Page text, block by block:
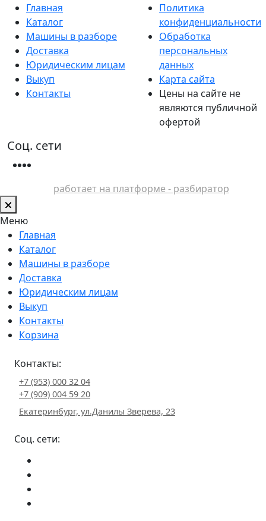
Главная
Каталог
Машины в разборе
Доставка
Юридическим лицам
Выкуп
Контакты
Политика
конфиденциальности
Обработка
персональных
данных
Карта сайта
Цены на сайте не
являются публичной
офертой
Соц. сети
работает на платформе - разбиратор
Меню
Главная
Каталог
Машины в разборе
Доставка
Юридическим лицам
Выкуп
Контакты
Корзина
Контакты:
+7 (953) 000 32 04
+7 (909) 004 59 20
Екатеринбург, ул.Данилы Зверева, 23
Соц. сети: